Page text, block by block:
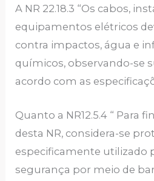
A NR 22.18.3 “Os cabos,
equipamentos elétricos
contra impactos, água e
químicos, observando-se
acordo com as
Quanto a NR12.5.4 “ Para
desta NR, considera-se
especificamente utilizado
segurança por meio de